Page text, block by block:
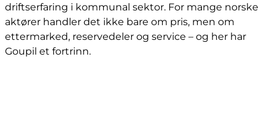
driftserfaring i kommunal sektor. For mange norske
aktører handler det ikke bare om pris, men om
ettermarked, reservedeler og service – og her har
Goupil et fortrinn.